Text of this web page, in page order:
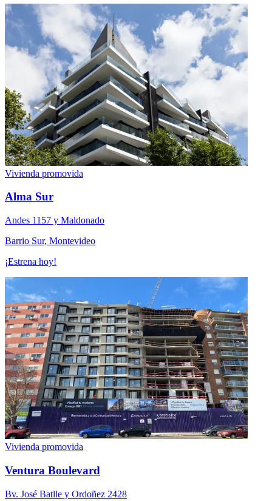
Vivienda promovida
Alma Sur
Andes 1157 y Maldonado
Barrio Sur, Montevideo
¡Estrena hoy!
Vivienda promovida
Ventura Boulevard
Bv. José Batlle y Ordoñez 2428